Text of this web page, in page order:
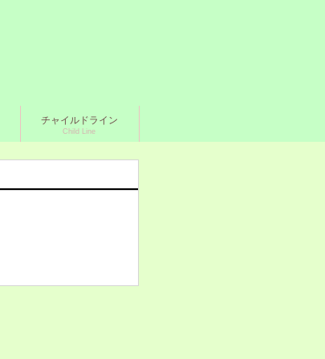
チャイルドライン
Child Line